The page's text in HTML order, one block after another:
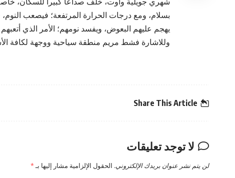
بسلام، ومع درجات الحرارة المرتفعة؛ فيصعب
يهجم عليهم البعوض، ويفسد نومهم؛ الأمر الذي أتعبهم
وللاشارة فشط مريم منطقة سياحية ووجهة لكافة
Share This Article
لا توجد تعليقات
لن يتم نشر عنوان بريدك الإلكتروني. الحقول الإلزامية مشار إليها بـ*